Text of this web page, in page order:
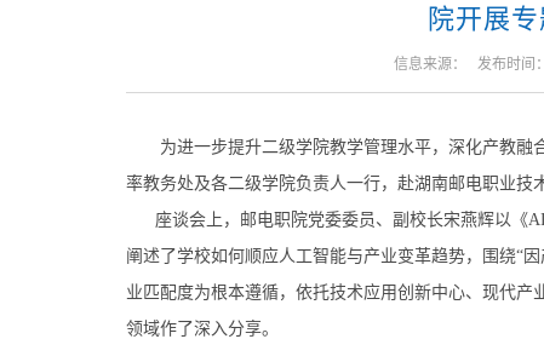
院开展
信息来源： 发布时间
为进一步提升二级学院教学管理水平，深化产教融
率教务处及各二级学院负责人一行，赴湖南邮电职业技
座谈会上，邮电职院党委委员、副校长宋燕辉以《
阐述了学校如何顺应人工智能与产业变革趋势，围绕“
业匹配度为根本遵循，依托技术应用创新中心、现代
领域作了深入分享。